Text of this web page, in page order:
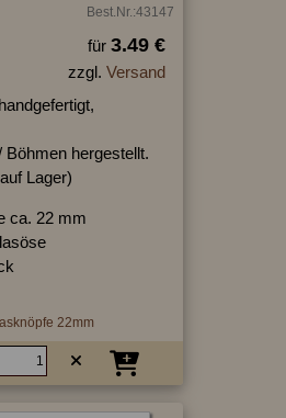
Best.Nr.:43147
für 3.49 €
zzgl. Versand
Böhmen hergestellt.
Lager)
ca. 22 mm
22mm